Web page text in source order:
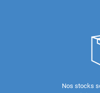
Nos stocks